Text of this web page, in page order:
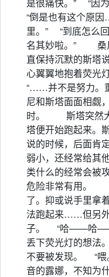
“倒是也有这个原
里。” “到底怎么
名其妙啦。” 桑
直保持沉默的斯
心翼翼地抱着荧光
“……并不是努力
尼和斯塔面面相觑
时。 斯塔突然大
塔便开始跑起来。
说的时候，后面
弱小，还经常给其
类什么的经常会被
危险非常有用。
了。抑或说手里拿
法跑起来……但另
子。 “哈——哈
丢下荧光灯的想法
不要被发现。 “
音的露娜，不知为